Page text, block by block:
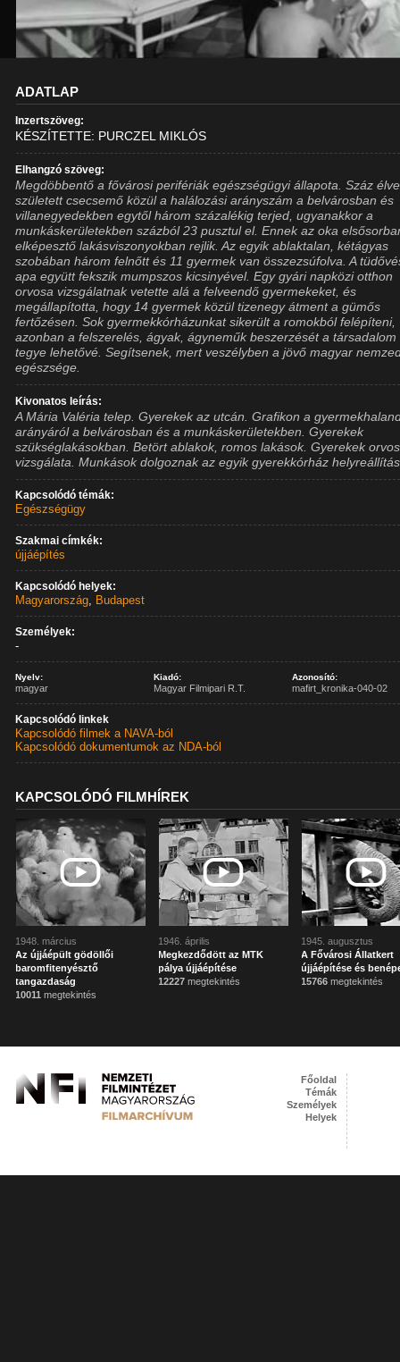
ADATLAP
Inzertszöveg:
KÉSZÍTETTE: PURCZEL MIKLÓS
Elhangzó szöveg:
Megdöbbentő a fővárosi perifériák egészségügyi állapota. Száz élve
született csecsemő közül a halálozási arányszám a belvárosban és
villanegyedekben egytől három százalékig terjed, ugyanakkor a
munkáskerületekben százból 23 pusztul el. Ennek az oka
elképesztő lakásviszonyokban rejlik. Az egyik ablaktalan, kétágyas
szobában három felnőtt és 11 gyermek van összezsúfolva. A
apa együtt fekszik mumpszos kicsinyével. Egy gyári napközi otthon
orvosa vizsgálatnak vetette alá a felveendő gyermekeket, és
megállapította, hogy 14 gyermek közül tizenegy átment a gümős
fertőzésen. Sok gyermekkórházunkat sikerült a romokból felépíteni,
azonban a felszerelés, ágyak, ágyneműk beszerzését a társadalom
tegye lehetővé. Segítsenek, mert veszélyben a jövő magyar
egészsége.
Kivonatos leírás:
A Mária Valéria telep. Gyerekek az utcán. Grafikon a
arányáról a belvárosban és a munkáskerületekben. Gyerekek
szükséglakásokban. Betört ablakok, romos lakások. Gyerekek
vizsgálata. Munkások dolgoznak az egyik gyerekkórház
Kapcsolódó témák:
Egészségügy
Szakmai címkék:
újjáépítés
Kapcsolódó helyek:
Magyarország, Budapest
Személyek:
-
Nyelv:
magyar
Kiadó:
Magyar Filmipari R.T.
Azonosító:
mafirt_kronika-040-02
Kapcsolódó linkek
Kapcsolódó filmek a NAVA-ból
Kapcsolódó dokumentumok az NDA-ból
KAPCSOLÓDÓ FILMHÍREK
1948. március
Az újjáépült gödöllői
baromfitenyésztő
tangazdaság
10011 megtekintés
1946. április
Megkezdődött az MTK
pálya újjáépítése
12227 megtekintés
1945. augusztus
A Fővárosi Állatkert
újjáépítése és
15766 megtekintés
Főoldal
Témák
Személyek
Helyek